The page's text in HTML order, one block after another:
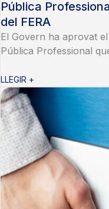
Pública
del FERA
El Govern ha aprovat
Pública Professional
LLEGIR +